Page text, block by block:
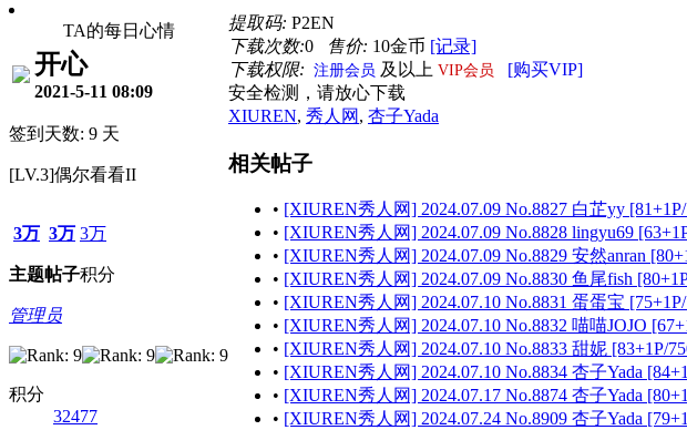
TA的每日心情
开心
2021-5-11 08:09
签到天数: 9 天
[LV.3]偶尔看看II
3万
主题
3万
帖子
3万
积分
管理员
积分
32477
提取码: P2EN
下载次数:0 售价: 10金币 [记录]
下载权限: 注册会员 及以上 VIP会员
[购买VIP]
安全检测，请放心下载
XIUREN, 秀人网 , 杏子Yada
相关帖子
• [XIUREN秀人网] 2024.07.09 No.8827 白芷yy
• [XIUREN秀人网] 2024.07.09 No.8828 lingyu69
• [XIUREN秀人网] 2024.07.09 No.8829 安然anran
• [XIUREN秀人网] 2024.07.09 No.8830 鱼尾fish
• [XIUREN秀人网] 2024.07.10 No.8831 蛋蛋宝
• [XIUREN秀人网] 2024.07.10 No.8832 喵喵JOJO
• [XIUREN秀人网] 2024.07.10 No.8833 甜妮 [83+1P/
• [XIUREN秀人网] 2024.07.10 No.8834 杏子Yada
• [XIUREN秀人网] 2024.07.17 No.8874 杏子Yada
• [XIUREN秀人网] 2024.07.24 No.8909 杏子Yada